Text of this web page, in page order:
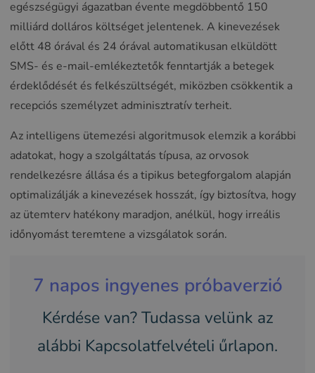
egészségügyi ágazatban évente megdöbbentő 150
milliárd dolláros költséget jelentenek. A kinevezések
előtt 48 órával és 24 órával automatikusan elküldött
SMS- és e-mail-emlékeztetők fenntartják a betegek
érdeklődését és felkészültségét, miközben csökkentik a
recepciós személyzet adminisztratív terheit.
Az intelligens ütemezési algoritmusok elemzik a korábbi
adatokat, hogy a szolgáltatás típusa, az orvosok
rendelkezésre állása és a tipikus betegforgalom alapján
optimalizálják a kinevezések hosszát, így biztosítva, hogy
az ütemterv hatékony maradjon, anélkül, hogy irreális
időnyomást teremtene a vizsgálatok során.
7 napos ingyenes próbaverzió
Kérdése van? Tudassa velünk az
alábbi Kapcsolatfelvételi űrlapon.